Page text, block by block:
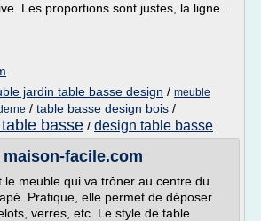
Les proportions sont justes, la ligne...
jardin table basse design / meuble
/ table basse design bois /
basse / design table basse
maison-facile.com
le meuble qui va trôner au centre du
Pratique, elle permet de déposer
verres, etc. Le style de table